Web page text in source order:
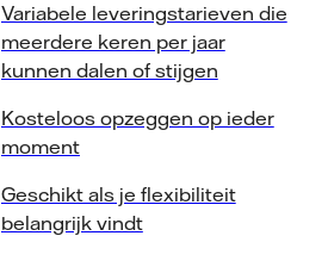
Variabele leveringstarieven die
meerdere keren per jaar
kunnen dalen of stijgen
Kosteloos opzeggen op ieder
moment
Geschikt als je flexibiliteit
belangrijk vindt